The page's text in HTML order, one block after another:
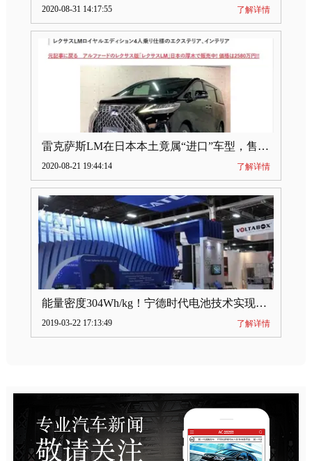
2020-08-31 14:17:55 了解详情
雷克萨斯LM在日本本土竟属“进口”车型，售价2580万日元
2020-08-21 19:44:14 了解详情
能量密度304Wh/kg！宁德时代电池技术实现突破
2019-03-22 17:13:49 了解详情